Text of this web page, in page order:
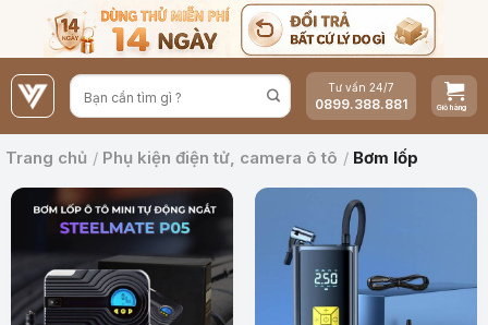
nội
dung
Tư vấn 24/7
0899.388.881
Trang chủ / Phụ kiện điện tử, camera ô tô / Bơm lốp